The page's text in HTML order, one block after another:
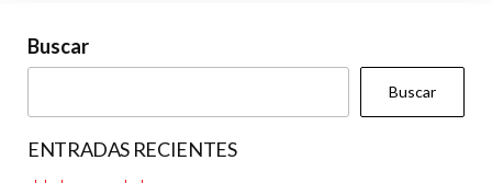
Buscar
Buscar
ENTRADAS RECIENTES